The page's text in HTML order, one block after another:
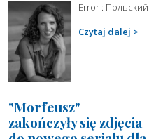
Error : Польский
Czytaj dalej
"Morfeusz"
zakończyły się zdjęcia